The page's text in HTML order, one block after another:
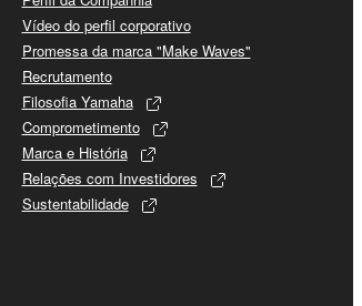
Vídeo do perfil corporativo
Promessa da marca "Make Waves"
Recrutamento
Filosofia Yamaha
Comprometimento
Marca e História
Relações com Investidores
Sustentabilidade